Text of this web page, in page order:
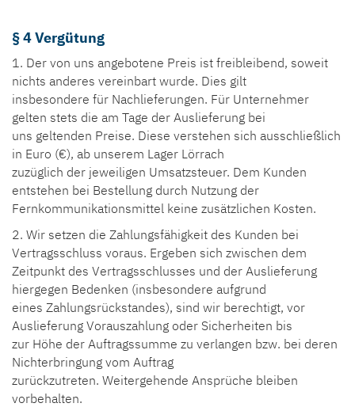
§ 4 Vergütung
1. Der von uns angebotene Preis ist freibleibend, soweit
nichts anderes vereinbart wurde. Dies gilt
insbesondere für Nachlieferungen. Für Unternehmer
gelten stets die am Tage der Auslieferung bei
uns geltenden Preise. Diese verstehen sich ausschließlich
in Euro (€), ab unserem Lager Lörrach
zuzüglich der jeweiligen Umsatzsteuer. Dem Kunden
entstehen bei Bestellung durch Nutzung der
Fernkommunikationsmittel keine zusätzlichen Kosten.
2. Wir setzen die Zahlungsfähigkeit des Kunden bei
Vertragsschluss voraus. Ergeben sich zwischen dem
Zeitpunkt des Vertragsschlusses und der Auslieferung
hiergegen Bedenken (insbesondere aufgrund
eines Zahlungsrückstandes), sind wir berechtigt, vor
Auslieferung Vorauszahlung oder Sicherheiten bis
zur Höhe der Auftragssumme zu verlangen bzw. bei deren
Nichterbringung vom Auftrag
zurückzutreten. Weitergehende Ansprüche bleiben
vorbehalten.